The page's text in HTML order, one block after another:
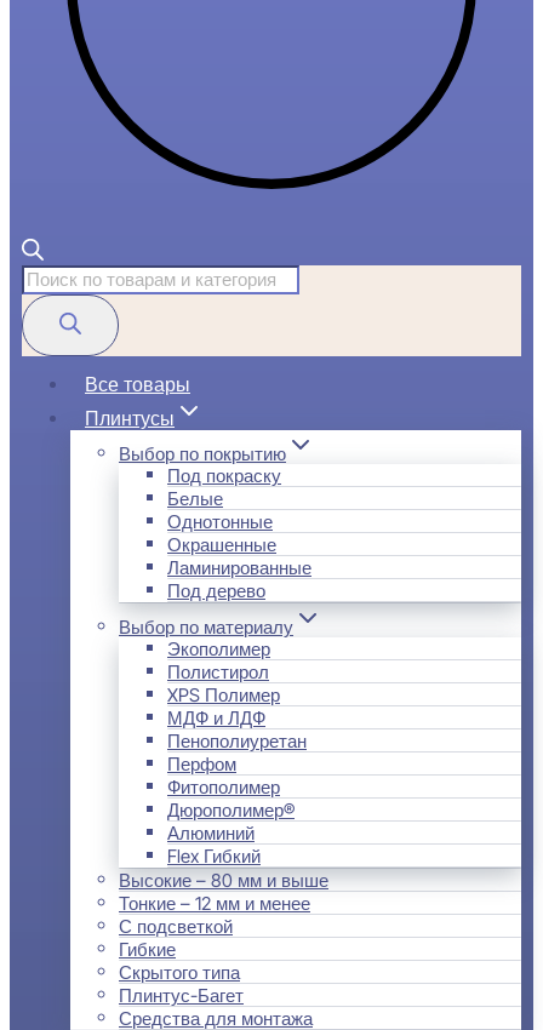
Поиск
товаров
Все товары
Плинтусы
Выбор по покрытию
Под покраску
Белые
Однотонные
Окрашенные
Ламинированные
Под дерево
Выбор по материалу
Экополимер
Полистирол
XPS Полимер
МДФ и ЛДФ
Пенополиуретан
Перфом
Фитополимер
Дюрополимер®
Алюминий
Flex Гибкий
Высокие – 80 мм и выше
Тонкие – 12 мм и менее
С подсветкой
Гибкие
Скрытого типа
Плинтус-Багет
Средства для монтажа